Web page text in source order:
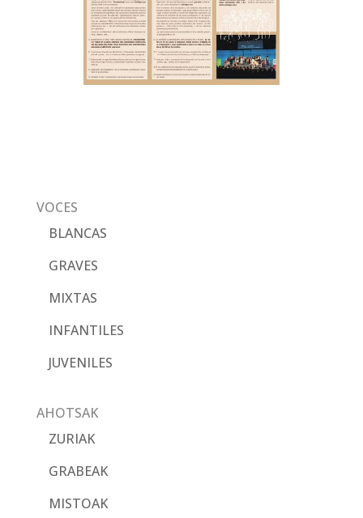
VOCES
BLANCAS
GRAVES
MIXTAS
INFANTILES
JUVENILES
AHOTSAK
ZURIAK
GRABEAK
MISTOAK